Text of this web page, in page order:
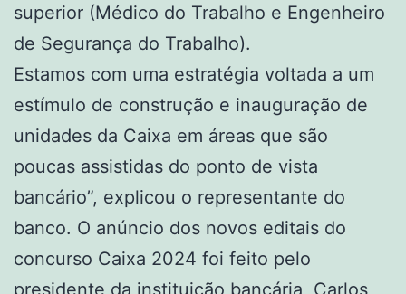
superior (Médico do Trabalho e Engenheiro
de Segurança do Trabalho).
Estamos com uma estratégia voltada a um
estímulo de construção e inauguração de
unidades da Caixa em áreas que são
poucas assistidas do ponto de vista
bancário”, explicou o representante do
banco. O anúncio dos novos editais do
concurso Caixa 2024 foi feito pelo
presidente da instituição bancária, Carlos